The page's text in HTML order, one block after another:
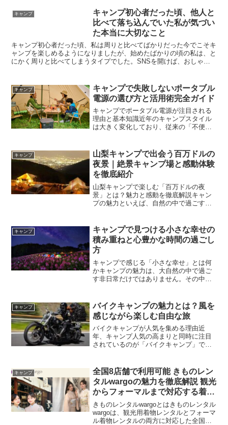
キャンプ
キャンプ初心者だった頃、他人と
比べて落ち込んでいた私が気づい
た本当に大切なこと
キャンプ初心者だった頃、私は周りと比べてばかりだった今でこそキ
ャンプを楽しめるようになりましたが、始めたばかりの頃の私は、と
にかく周りと比べてしまうタイプでした。SNSを開けば、おしゃれ
キャンプ
キャンプで失敗しないポータブル
電源の選び方と活用術完全ガイド
キャンプでポータブル電源が注目される
理由と基本知識近年のキャンプスタイル
は大きく変化しており、従来の「不便を
れるようになっています。その中で注目
を集めているのがポータブ...
キャンプ
山梨キャンプで出会う百万ドルの
夜景｜絶景キャンプ場と感動体験
を徹底紹介
山梨キャンプで楽しむ「百万ドルの夜
景」とは？魅力と感動を徹底解説キャン
プの魅力といえば、自然の中で過ごす静
かし山梨県のキャンプには、さらに特別
な魅力があります。それが「...
キャンプ
キャンプで見つける小さな幸せの
積み重ねと心豊かな時間の過ごし
方
キャンプで感じる「小さな幸せ」とは何
かキャンプの魅力は、大自然の中で過ご
す非日常だけではありません。その中に
いる理由の一つです。日常生活では見過
ごしてしまいがちな出来事...
キャンプ
バイクキャンプの魅力とは？風を
感じながら楽しむ自由な旅
バイクキャンプが人気を集める理由近
年、キャンプ人気の高まりと同時に注目
されているのが「バイクキャンプ」で
がら目的地へ向かう時間そのものが旅に
なります。バイクに乗って自然...
キャンプ
全国8店舗で利用可能 きものレン
タルwargoの魅力を徹底解説 観光
からフォーマルまで対応する着物
レンタルサービス
きものレンタルwargoとはきものレンタル
wargoは、観光用着物レンタルとフォーマ
ル着物レンタルの両方に対応した全国規